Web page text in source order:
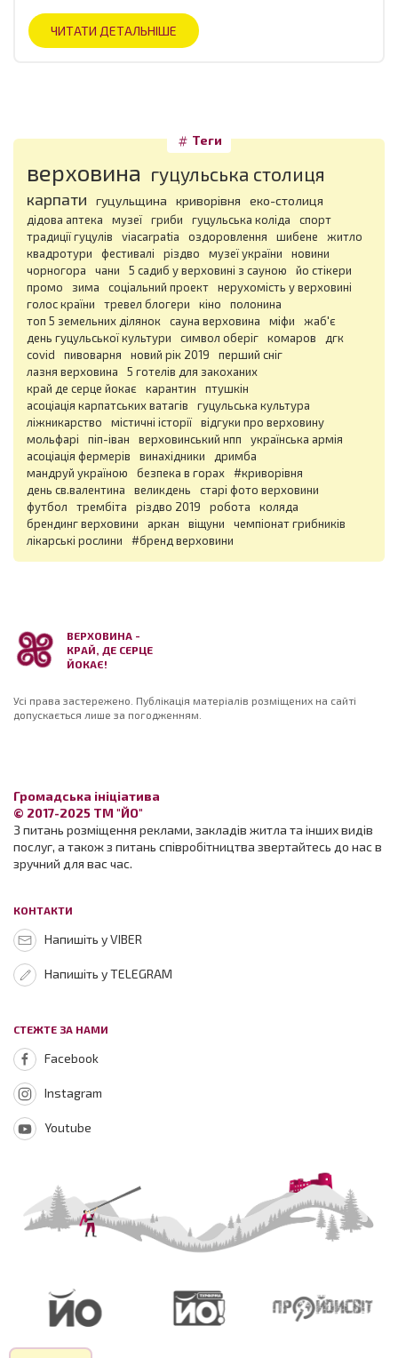
ЧИТАТИ ДЕТАЛЬНІШЕ
Теги
верховина гуцульська столиця
карпати гуцульщина криворівня еко-столиця
дідова аптека музеї гриби гуцульська коліда
спорт
традиції гуцулів
viacarpatia оздоровлення шибене
житло
квадротури
фестивалі різдво музеї україни
новини
чорногора
чани 5 садиб у верховині з сауною
йо стікери
промо
зима соціальний проект
нерухомість у верховині
голос країни
тревел блогери кіно
полонина
топ 5 земельних ділянок
сауна верховина міфи
жаб'є
день гуцульської культури
символ оберіг комаров
дгк
covid
пивоварня новий рік 2019
перший сніг
лазня верховина
5 готелів для закоханих
край де серце йокає
карантин
птушкін
асоціація карпатських ватагів
гуцульська культура
ліжникарство
містичні історії
відгуки про верховину
мольфарі
піп-іван верховинський нпп
українська армія
асоціація фермерів
винахідники
дримба
мандруй україною
безпека в горах
#криворівня
день св.валентина
великдень
старі фото верховини
футбол
трембіта різдво 2019 робота
коляда
брендинг верховини
аркан віщуни
чемпіонат грибників
лікарські рослини
#бренд верховини
ВЕРХОВИНА -
КРАЙ, ДЕ СЕРЦЕ
ЙОКАЄ!
Усі права застережено. Публікація матеріалів розміщених на сайті
допускається лише за погодженням.
Громадська ініціатива
© 2017-2025 ТМ "ЙО"
З питань розміщення реклами, закладів житла та інших видів
послуг, а також з питань співробітництва звертайтесь до нас в
зручний для вас час.
КОНТАКТИ
Напишіть у VIBER
Напишіть у TELEGRAM
СТЕЖТЕ ЗА НАМИ
Facebook
Instagram
Youtube